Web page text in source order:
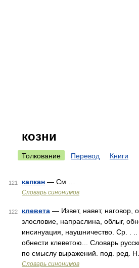
козни
Толкование Перевод Книги
121 капкан — См …
Словарь синонимов
122 клевета — Извет, навет, наговор,
злословие, напраслина, облыг,
инсинуация, наушничество. Ср. . ..
обнести клеветою... Словарь
по смыслу выражений. под. ред.
Словарь синонимов